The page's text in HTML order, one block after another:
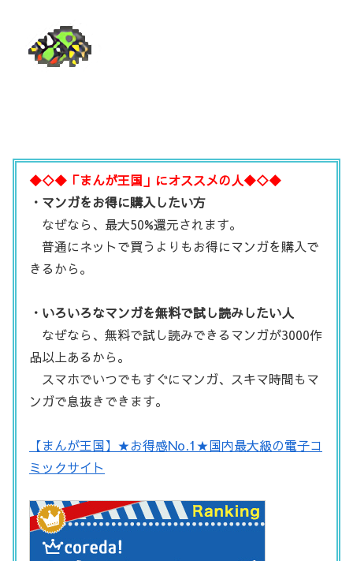
◆◇◆「まんが王国」にオススメの人◆◇◆
・マンガをお得に購入したい方
なぜなら、最大50%還元されます。
普通にネットで買うよりもお得にマンガを購入で
きるから。
・いろいろなマンガを無料で試し読みしたい人
なぜなら、無料で試し読みできるマンガが3000作
品以上あるから。
スマホでいつでもすぐにマンガ、スキマ時間もマ
ンガで息抜きできます。
【まんが王国】★お得感No.1★国内最大級の電子コ
ミックサイト